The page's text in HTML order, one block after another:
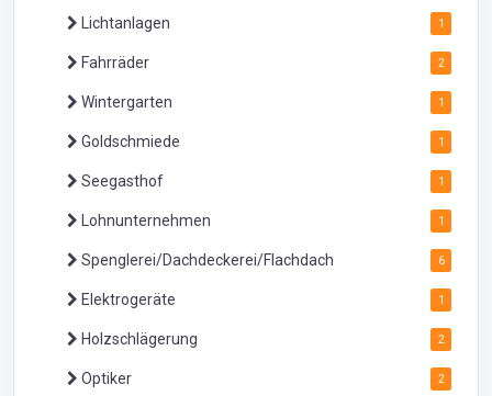
Lichtanlagen 1
Fahrräder 2
Wintergarten 1
Goldschmiede 1
Seegasthof 1
Lohnunternehmen 1
Spenglerei/Dachdeckerei/Flachdach 6
Elektrogeräte 1
Holzschlägerung 2
Optiker 2